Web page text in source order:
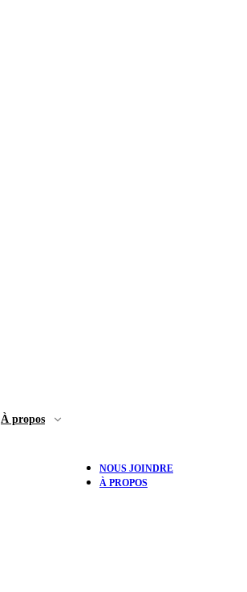
À propos
NOUS JOINDRE
À PROPOS